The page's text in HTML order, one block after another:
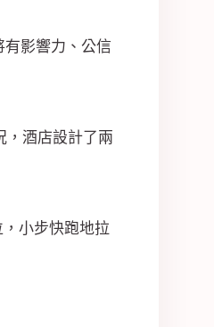
有影響力、公信
，酒店設計了兩
小步快跑地拉